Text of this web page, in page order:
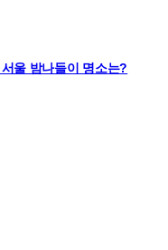
울 밤나들이 명소는?